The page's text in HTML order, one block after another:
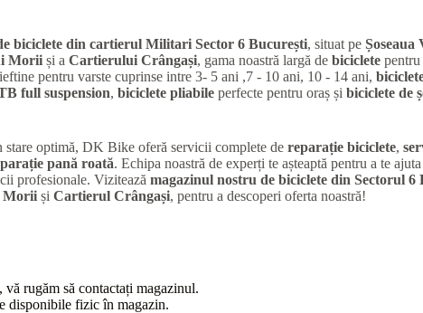
biciclete din cartierul MilitariSector 6 București, situat pe
Moriiși a Cartierului Crângași, gama noastră largă de bicicletepentru
pentru varste cuprinse intre 3- 5 ani ,7 - 10 ani, 10 - 14 ani,
full suspension, biciclete pliabileperfecte pentru oraș și biciclete de
stare optimă, DK Bike oferă servicii complete de reparație biciclete,
pană roată. Echipa noastră de experți te așteaptă pentru a te
profesionale. Vizitează magazinul nostru de biciclete din Sectorul 6
Moriiși Cartierul Crângași, pentru a descoperi oferta noastră!
rugăm să contactați magazinul.
disponibile fizic în magazin.